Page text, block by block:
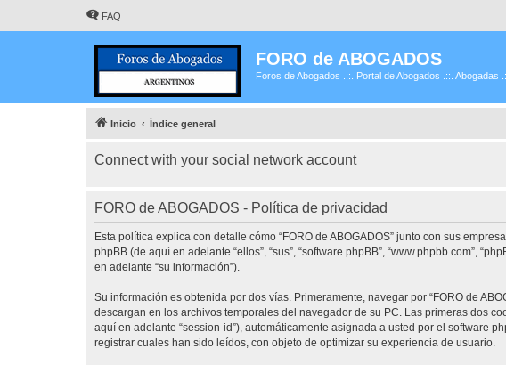
FAQ
FORO de ABOGADOS
Foros de Abogados .::. Portal de Abogados .::. Abogadas
Inicio Índice general
Connect with your social network account
FORO de ABOGADOS - Política de privacidad
Esta política explica con detalle cómo “FORO de ABOGADOS” junto con sus
phpBB (de aquí en adelante “ellos”, “sus”, “software phpBB”, “www.phpbb.com”,
en adelante “su información”).
Su información es obtenida por dos vías. Primeramente, navegar por “FORO de
descargan en los archivos temporales del navegador de su PC. Las primeras dos
aquí en adelante “session-id”), automáticamente asignada a usted por el software
registrar cuales han sido leídos, con objeto de optimizar su experiencia de usuario.